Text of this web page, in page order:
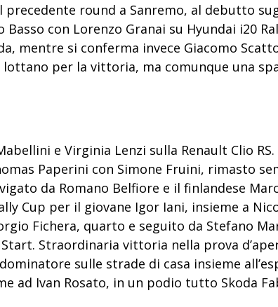
round a Sanremo, al debutto
con Lorenzo Granai su Hyundai i20
mentre si conferma invece Giacomo
per la vittoria, ma comunque una
e Virginia Lenzi sulla Renault Clio
Paperini con Simone Fruini, rimasto
da Romano Belfiore e il finlandese
Cup per il giovane Igor Iani, insieme a
Fichera, quarto e seguito da Stefano
Straordinaria vittoria nella prova
sulle strade di casa insieme
ad Ivan Rosato, in un podio tutto Skoda